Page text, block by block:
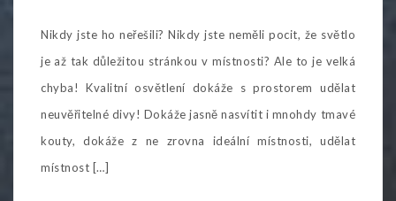
Nikdy jste ho neřešili? Nikdy jste neměli pocit, že světlo
je až tak důležitou stránkou v místnosti? Ale to je velká
chyba! Kvalitní osvětlení dokáže s prostorem udělat
neuvěřitelné divy! Dokáže jasně nasvítit i mnohdy tmavé
kouty, dokáže z ne zrovna ideální místnosti, udělat
místnost […]